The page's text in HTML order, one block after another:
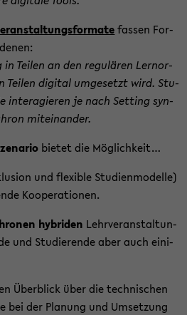
fas­sen For­
Tei­len an den re­gu­lä­ren Lern­or­
di­gi­tal um­ge­setzt wird. Stu­
in­ter­agie­ren je nach Set­ting syn­
mit­ein­an­der.
bie­tet die Mög­lich­keit…
und fle­xi­ble Stu­di­en­mo­del­le)
Ko­ope­ra­tio­nen.
hy­bri­den Lehr­ver­an­stal­tun­
und Stu­die­ren­de aber auch ei­ni­
Über­blick über die tech­ni­schen
bei der Pla­nung und Um­set­zung